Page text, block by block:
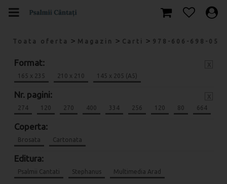
Toata oferta > Magazin > Carti > 978-606-698-
Format:
165 x 235 210 x 210 145 x 205 (A5)
Nr. pagini:
274 120 270 400 334 256 120 80 664
Coperta:
Brosata Cartonata
Editura:
Psalmii Cantati Stephanus Multimedia Arad